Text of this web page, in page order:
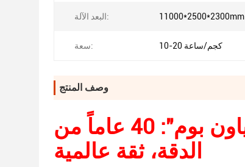
البعد الآلة: 11000*2500*2300mm
سعة: 10-20 كجم/ساعة
وصف المنتج
خط تطويق العصا الصلبة لشركة "ياون بوم": 40 عاماً من
الدقة، ثقة عالمية